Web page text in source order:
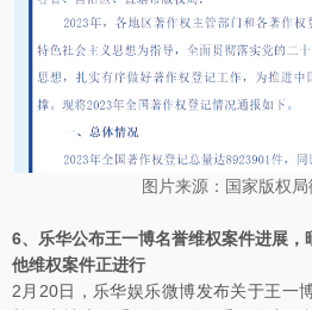
图片来源：国家版权
6、乐华公布王一博名誉维权案件进展
他维权案件正进行
2月20日，乐华娱乐微博发布关于王一